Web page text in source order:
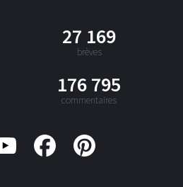
27 169
brèves
176 795
commentaires